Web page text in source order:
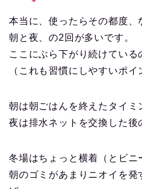
本当に、使ったらその都度、
朝と夜、の2回が多いです。
ここにぶら下がり続けている
（これも習慣にしやすいポイ
朝は朝ごはんを終えたタイミ
夜は排水ネットを交換した後
冬場はちょっと横着（とビニ
朝のゴミがあまりニオイを発